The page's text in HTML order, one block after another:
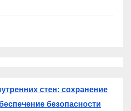
стен: сохранение
безопасности